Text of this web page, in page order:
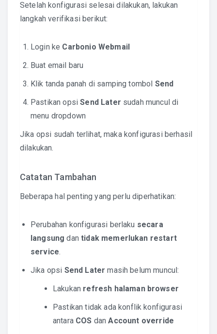
Setelah konfigurasi selesai dilakukan, lakukan
langkah verifikasi berikut:
Login ke Carbonio Webmail
Buat email baru
Klik tanda panah di samping tombol Send
Pastikan opsiSend Later sudah muncul di
menu dropdown
Jika opsi sudah terlihat, maka konfigurasi berhasil
dilakukan.
Catatan Tambahan
Beberapa hal penting yang perlu diperhatikan:
Perubahan konfigurasi berlaku secara
langsung dantidak memerlukan restart
service.
Jika opsi Send Later masih belum muncul:
Lakukan refresh halaman browser
Pastikan tidak ada konflik konfigurasi
antara COS danAccount override